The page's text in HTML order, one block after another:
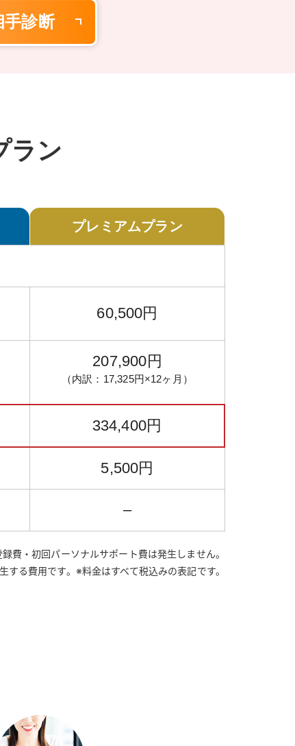
手診断
ラン
プレミアムプラン
60,500円
207,900円
（内訳： 17,325円×12ヶ月）
334,400円
5,500円
–
費・初回パーソナルサポート費は発生しません。
する費用です。 ※料金はすべて税込みの表記です。